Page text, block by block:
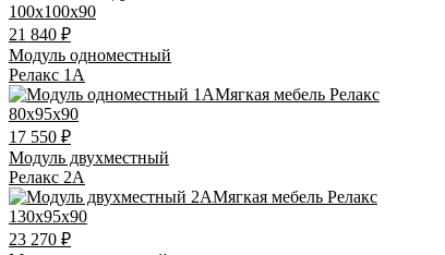
100x100x90
21 840 ₽
Модуль одноместный
Релакс 1А
80x95x90
17 550 ₽
Модуль двухместный
Релакс 2А
130x95x90
23 270 ₽